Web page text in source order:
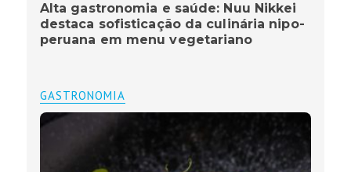
Alta gastronomia e saúde: Nuu Nikkei
destaca sofisticação da culinária nipo-
peruana em menu vegetariano
GASTRONOMIA